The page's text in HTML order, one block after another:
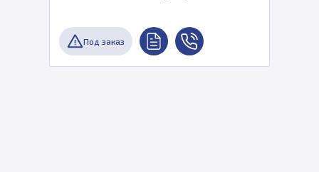
Под заказ